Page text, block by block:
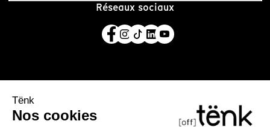
Réseaux sociaux